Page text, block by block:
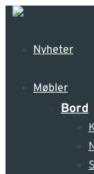
Nyheter
Møbler
Bord